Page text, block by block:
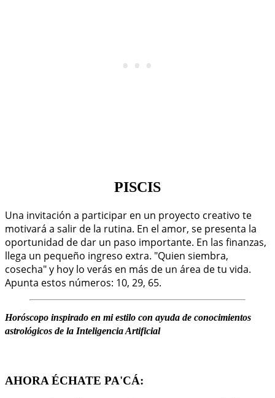
PISCIS
Una invitación a participar en un proyecto creativo te
motivará a salir de la rutina. En el amor, se presenta la
oportunidad de dar un paso importante. En las finanzas,
llega un pequeño ingreso extra. "Quien siembra,
cosecha" y hoy lo verás en más de un área de tu vida.
Apunta estos números: 10, 29, 65.
Horóscopo inspirado en mi estilo con ayuda de conocimientos
astrológicos de la Inteligencia Artificial
AHORA ÉCHATE PA'CÁ: